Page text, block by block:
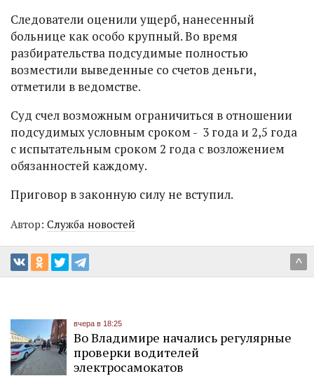
Следователи оценили ущерб, нанесенный
больнице как особо крупный. Во время
разбирательства подсудимые полностью
возместили выведенные со счетов деньги,
отметили в ведомстве.
Суд счел возможным ограничиться в отношении
подсудимых условным сроком - 3 года и 2,5 года
с испытательным сроком 2 года с возложением
обязанностей каждому.
Приговор в законную силу не вступил.
Автор: Служба новостей
^
вчера в 18:25
Во Владимире начались регулярные
проверки водителей
электросамокатов